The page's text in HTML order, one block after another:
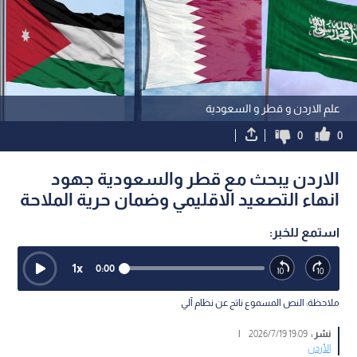
علم الاردن و قطر و السعودية
0
0
الاردن يبحث مع قطر والسعودية جهود
انهاء التصعيد الاقليمي وضمان حرية الملاحة
استمع للخبر:
0:00
1x
ملاحظة: النص المسموع ناتج عن نظام آلي
نشر :19:09 2026/7/19
|
الأردن